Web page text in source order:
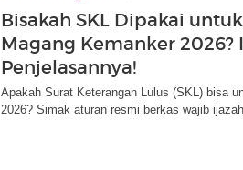
Bisakah SKL Dipakai
Magang Kemanker 2026?
Penjelasannya!
Apakah Surat Keterangan Lulus (SKL) bisa
2026? Simak aturan resmi berkas wajib